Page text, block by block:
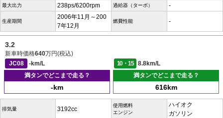
最大出力 238ps/6200rpm 過給器（ターボ） -
生産期間
2006年11月～200
7年12月
燃費性能 -
3.2
新車時価格640万円(税込)
JC08
-km/L 10・15
8.8km/L
満タンでどこまで走る？
-km
満タンでどこまで走る？
616km
排気量 3192cc
使用燃料
エンジン
ハイオク
ガソリン